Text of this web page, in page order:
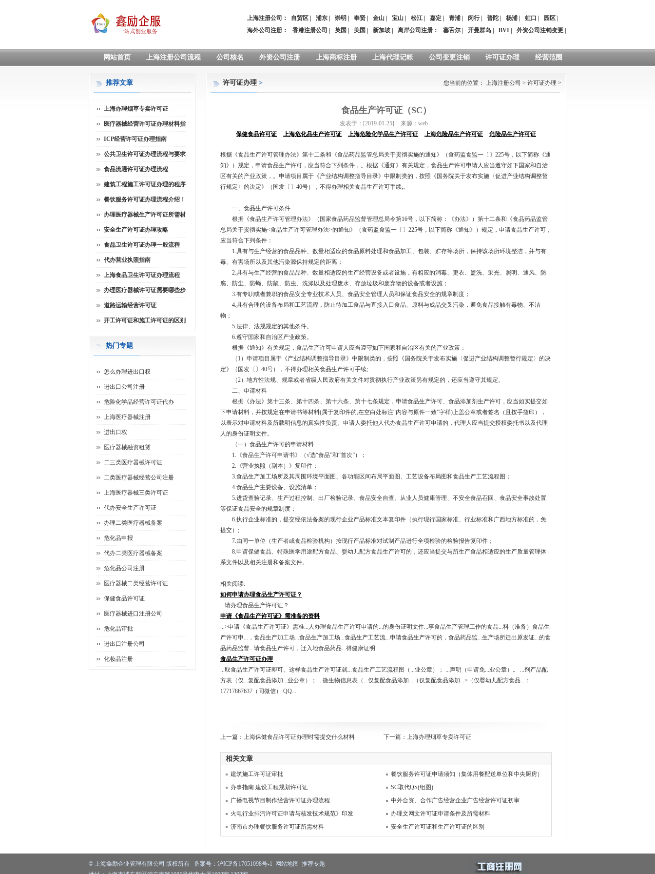
上海注册公司： 自贸区 浦东 崇明 奉贤 金山 宝山 松江 嘉定 青浦 闵行| 普陀 杨浦 虹口 园区
海外公司注册：
香港注册公司 英国 美国 新加坡 离岸公司注册 ： 塞舌尔 开曼群岛 BVI 外资公司注销变更
网站首页 上海注册公司流程 公司核名 外资公司注册 上海商标注册 上海代理记帐 公司变更注销 许可证办理 经营范围
许可证办理 > 您当前的位置： 上海注册公司 > 许可证办理 >
食品生产许可证（SC）
发表于：[2019-01-25]
来源：web
保健食品许可证
上海危化品生产许可证 上海危险化学品生产许可证 上海危险品生产许可证 危险品生产许可证
根据《食品生产许可管理办法》第十二条和《食品药品监管总局关于贯彻实施的通知》（食药监食监一〔〕225号，以下简称《通
知》）规定，申请食品生产许可，应当符合下列条件，。根据《通知》有关规定，食品生产许可申请人应当遵守如下国家和自治
区有关的产业政策，。申请项目属于《产业结构调整指导目录》中限制类的，按照《国务院关于发布实施〈促进产业结构调整暂
行规定〉的决定》（国发〔〕40号），不得办理相关食品生产许可手续;。
一、食品生产许可条件
根据《食品生产许可管理办法》（国家食品药品监督管理总局令第16号，以下简称：《办法》）第十二条和《食品药品监管
总局关于贯彻实施<食品生产许可管理办法>的通知》（食药监食监一〔〕225号，以下简称《通知》）规定，申请食品生产许可，
应当符合下列条件：
1.具有与生产经营的食品品种、数量相适应的食品原料处理和食品加工、包装、贮存等场所，保持该场所环境整洁，并与有
毒、有害场所以及其他污染源保持规定的距离；
2.具有与生产经营的食品品种、数量相适应的生产经营设备或者设施，有相应的消毒、更衣、盥洗、采光、照明、通风、防
腐、防尘、防蝇、防鼠、防虫、洗涤以及处理废水、存放垃圾和废弃物的设备或者设施；
3.有专职或者兼职的食品安全专业技术人员、食品安全管理人员和保证食品安全的规章制度；
4.具有合理的设备布局和工艺流程，防止待加工食品与直接入口食品、原料与成品交叉污染，避免食品接触有毒物、不洁
物；
5.法律、法规规定的其他条件。
6.遵守国家和自治区产业政策。
根据《通知》有关规定，食品生产许可申请人应当遵守如下国家和自治区有关的产业政策：
（1）申请项目属于《产业结构调整指导目录》中限制类的，按照《国务院关于发布实施〈促进产业结构调整暂行规定〉的决
定》（国发〔〕40号），不得办理相关食品生产许可手续;
（2）地方性法规、规章或者省级人民政府有关文件对贯彻执行产业政策另有规定的，还应当遵守其规定。
二、申请材料
根据《办法》第十三条、第十四条、第十六条、第十七条规定，申请食品生产许可、食品添加剂生产许可，应当如实提交如
下申请材料，并按规定在申请书等材料(属于复印件的,在空白处标注“内容与原件一致”字样)上盖公章或者签名（且按手指印），
以表示对申请材料及所载明信息的真实性负责。申请人委托他人代办食品生产许可申请的，代理人应当提交授权委托书以及代理
人的身份证明文件。
（一）食品生产许可的申请材料
1.《食品生产许可申请书》（√选“食品”和“首次”）；
2.《营业执照（副本）》复印件；
3.食品生产加工场所及其周围环境平面图、各功能区间布局平面图、工艺设备布局图和食品生产工艺流程图；
4.食品生产主要设备、设施清单；
5.进货查验记录、生产过程控制、出厂检验记录、食品安全自查、从业人员健康管理、不安全食品召回、食品安全事故处置
等保证食品安全的规章制度；
6.执行企业标准的，提交经依法备案的现行企业产品标准文本复印件（执行现行国家标准、行业标准和广西地方标准的，免
提交）;
7.由同一单位（生产者或食品检验机构）按现行产品标准对试制产品进行全项检验的检验报告复印件；
8.申请保健食品、特殊医学用途配方食品、婴幼儿配方食品生产许可的，还应当提交与所生产食品相适应的生产质量管理体
系文件以及相关注册和备案文件。
相关阅读:
如何申请办理食品生产许可证？
...请办理食品生产许可证？
申请《食品生产许可证》需准备的资料
...>申请《食品生产许可证》需准...人办理食品生产许可申请的...的身份证明文件...事食品生产管理工作的食品...料（准备）食品生
产许可申...，食品生产加工场...食品生产加工场...食品生产工艺流...申请食品生产许可的，食品药品监...生产场所迁出原发证...的食
品药品监督...请食品生产许可，迁入地食品药品...得健康证明
食品生产许可证办理
...取食品生产许可证即可。这样食品生产许可证就...食品生产工艺流程图（...业公章）； ...声明（申请免...业公章）。 ...剂产品配
方表（仅...复配食品添加...业公章）； ...微生物信息表（...仅复配食品添加...（仅复配食品添加...>（仅婴幼儿配方食品...：
17717867637（同微信） QQ...
上一篇： 上海保健食品许可证办理时需提交什么材料 下一篇： 上海办理烟草专卖许可证
相关文章
建筑施工许可证审批
餐饮服务许可证申请须知（集体用餐配送单位和中央厨房）
办事指南 建设工程规划许可证
SC取代QS(组图)
广播电视节目制作经营许可证办理流程
中外合资、合作广告经营企业广告经营许可证初审
火电行业排污许可证申请与核发技术规范》印发
办理文网文许可证申请条件及所需材料
济南市办理餐饮服务许可证所需材料
安全生产许可证和生产许可证的区别
推荐文章
上海办理烟草专卖许可证
医疗器械经营许可证办理材料指
ICP经营许可证办理指南
公共卫生许可证办理流程与要求
食品流通许可证办理流程
建筑工程施工许可证办理的程序
餐饮服务许可证办理流程介绍！
办理医疗器械生产许可证所需材
安全生产许可证办理攻略
食品卫生许可证办理一般流程
代办营业执照指南
上海食品卫生许可证办理流程
办理医疗器械许可证需要哪些步
道路运输经营许可证
开工许可证和施工许可证的区别
热门专题
怎么办理进出口权
进出口公司注册
危险化学品经营许可证代办
上海医疗器械注册
进出口权
医疗器械融资租赁
二三类医疗器械许可证
二类医疗器械经营公司注册
上海医疗器械三类许可证
代办安全生产许可证
办理二类医疗器械备案
危化品申报
代办二类医疗器械备案
危化品公司注册
医疗器械二类经营许可证
保健食品许可证
医疗器械进口注册公司
危化品审批
进出口注册公司
化妆品注册
© 上海鑫励企业管理有限公司 版权所有 备案号： 沪ICP备17051098号-1 网站地图 推荐专题